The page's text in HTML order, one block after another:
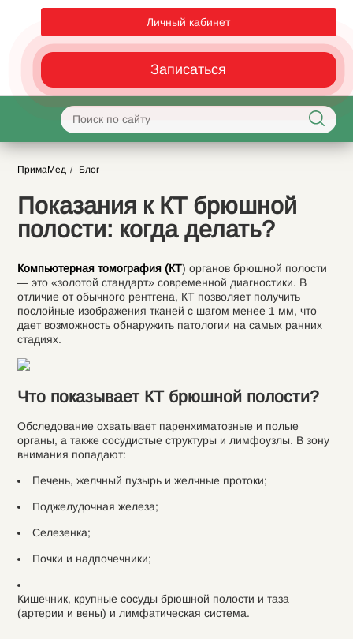
Личный кабинет
Записаться
ПримаМед Блог
Показания к КТ брюшной
полости: когда делать?
Компьютерная томография (КТ) органов брюшной полости
— это «золотой стандарт» современной диагностики. В
отличие от обычного рентгена, КТ позволяет получить
послойные изображения тканей с шагом менее 1 мм, что
дает возможность обнаружить патологии на самых ранних
стадиях.
Что показывает КТ брюшной полости?
Обследование охватывает паренхиматозные и полые
органы, а также сосудистые структуры и лимфоузлы. В зону
внимания попадают:
Печень, желчный пузырь и желчные протоки;
Поджелудочная железа;
Селезенка;
Почки и надпочечники;
Кишечник, крупные сосуды брюшной полости и таза
(артерии и вены) и лимфатическая система.